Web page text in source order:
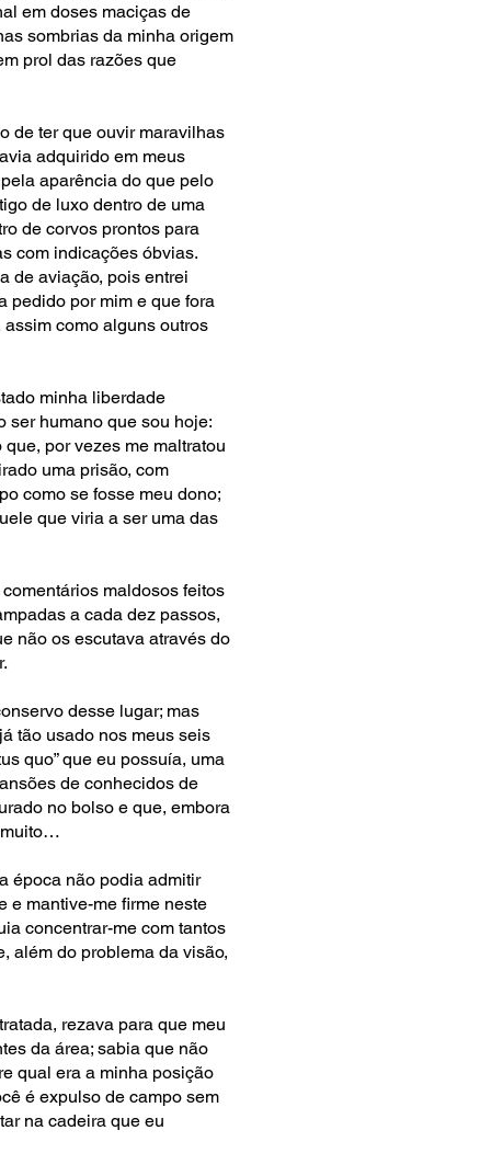
em doses maciças de
sombrias da minha origem
prol das razões que
de ter que ouvir maravilhas
adquirido em meus
aparência do que pelo
de luxo dentro de uma
de corvos prontos para
com indicações óbvias.
de aviação, pois entrei
pedido por mim e que fora
como alguns outros
minha liberdade
ser humano que sou hoje:
por vezes me maltratou
uma prisão, com
como se fosse meu dono;
que viria a ser uma das
maldosos feitos
a cada dez passos,
não os escutava através do
desse lugar; mas
tão usado nos meus seis
quo” que eu possuía, uma
de conhecidos de
no bolso e que, embora
muito…
época não podia admitir
e mantive-me firme neste
concentrar-me com tantos
além do problema da visão,
rezava para que meu
da área; sabia que não
qual era a minha posição
é expulso de campo sem
na cadeira que eu